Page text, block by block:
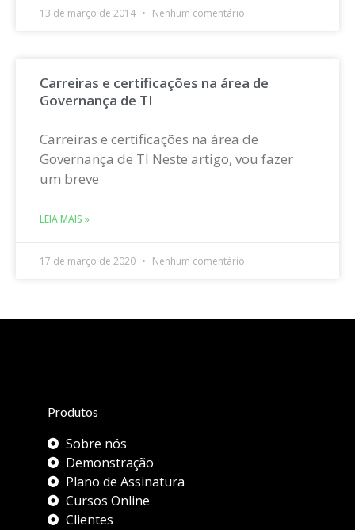
13 de março de 2014 Nenhum comentário
Carreiras e certificações na área de
Governança de TI
Carreiras e certificações na área de
Governança de TI Neste artigo, vou fazer
um breve
LEIA MAIS »
17 de março de 2020 Nenhum comentário
Produtos
Sobre nós
Demonstração
Plano de Assinatura
Cursos Online
Clientes